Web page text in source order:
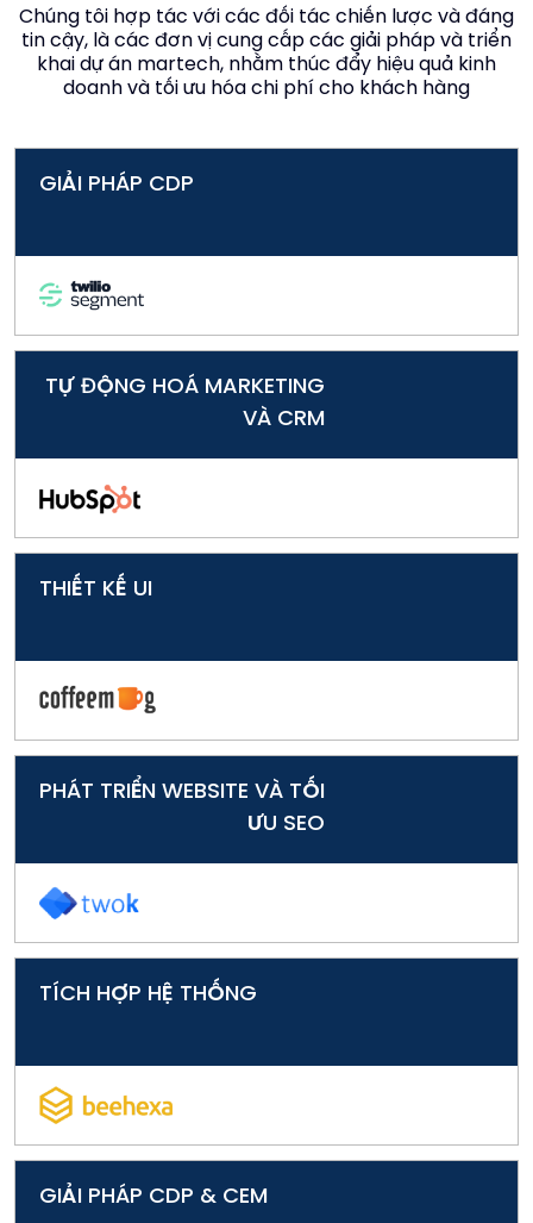
Chúng tôi hợp tác với các đối tác chiến lược và đáng
tin cậy, là các đơn vị cung cấp các giải pháp và triển
khai dự án martech, nhằm thúc đẩy hiệu quả kinh
doanh và tối ưu hóa chi phí cho khách hàng
GIẢI PHÁP CDP
TỰ ĐỘNG HOÁ MARKETING
VÀ CRM
THIẾT KẾ UI
PHÁT TRIỂN WEBSITE VÀ TỐI
ƯU SEO
TÍCH HỢP HỆ THỐNG
GIẢI PHÁP CDP & CEM